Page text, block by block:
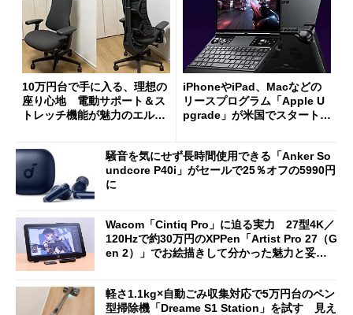
10万円台で手に入る、理想の
座り心地 電動サポート＆ス
トレッチ機能が魅力のエルゴ
iPhoneやiPad、Macなどの
リースプログラム「Apple U
pgrade」が米国でスタート／
ut」が明...
騒音を気にせず長時間使用できる「Anker So
undcore P40i」がセールで25％オフの5990円
に
Wacom「Cintiq Pro」に迫る実力 27型4K／
120Hzで約30万円のXPPen「Artist Pro 27（G
en 2）」でお絵描きして分かった魅力と妥協
軽さ1.1kg×自動ごみ収集対応で5万円台のペン
型掃除機「Dreame S1 Station」を試す 見え